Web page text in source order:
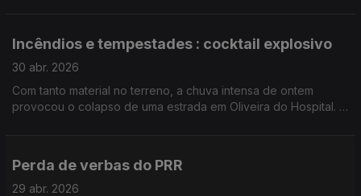
Incêndios e tempestades : cocktail explosivo
30 abr. 2026
Com tanto material no terreno, a chuva intensa de ontem
provocou o colapso de uma estrada em Oliveira do Hospital. O
Perda de verbas do PRR
29 abr. 2026